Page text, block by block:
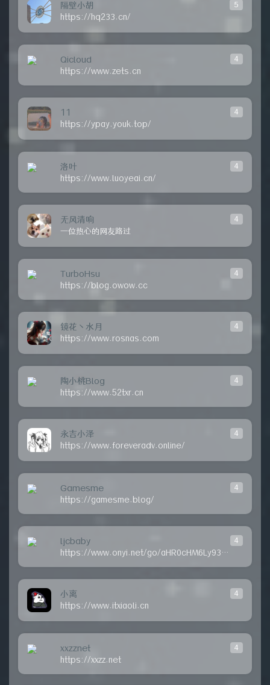
5
隔壁小胡
https://hq233.cn/
4
Qicloud
https://www.zets.cn
4
11
https://ypay.youk.top/
4
洛叶
https://www.luoyeai.cn/
4
无风清响
一位热心的网友路过
4
TurboHsu
https://blog.owow.cc
4
镜花丶水月
https://www.rosnas.com
4
陶小桃Blog
https://www.52txr.cn
4
永吉小泽
https://www.foreveradv.online/
4
Gamesme
https://gamesme.blog/
4
ljcbaby
https://www.onyi.net/go/aHR0cHM6Ly93d3cubGpjYmFieS50b3A=
4
小离
https://www.itxiaoli.cn
4
xxzznet
https://xxzz.net